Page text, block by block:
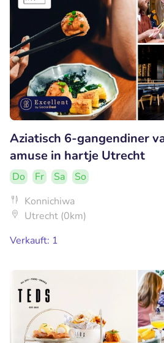
Aziatisch 6-gangendiner
amuse in hartje Utrecht
Do Fr Sa
So
Konnichiwa
Utrecht (0km)
Verkauft: 1